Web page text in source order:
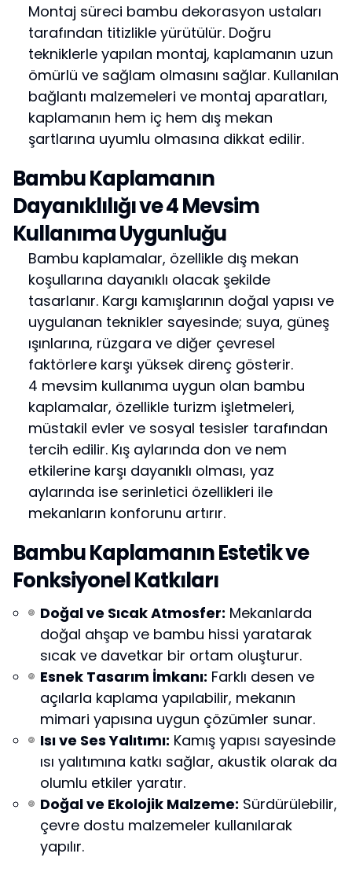
Montaj süreci bambu dekorasyon ustaları
tarafından titizlikle yürütülür. Doğru
tekniklerle yapılan montaj, kaplamanın uzun
ömürlü ve sağlam olmasını sağlar. Kullanılan
bağlantı malzemeleri ve montaj aparatları,
kaplamanın hem iç hem dış mekan
şartlarına uyumlu olmasına dikkat edilir.
Bambu Kaplamanın
Dayanıklılığı ve 4 Mevsim
Kullanıma Uygunluğu
Bambu kaplamalar, özellikle dış mekan
koşullarına dayanıklı olacak şekilde
tasarlanır. Kargı kamışlarının doğal yapısı ve
uygulanan teknikler sayesinde; suya, güneş
ışınlarına, rüzgara ve diğer çevresel
faktörlere karşı yüksek direnç gösterir.
4 mevsim kullanıma uygun olan bambu
kaplamalar, özellikle turizm işletmeleri,
müstakil evler ve sosyal tesisler tarafından
tercih edilir. Kış aylarında don ve nem
etkilerine karşı dayanıklı olması, yaz
aylarında ise serinletici özellikleri ile
mekanların konforunu artırır.
Bambu Kaplamanın Estetik ve
Fonksiyonel Katkıları
Doğal ve Sıcak Atmosfer: Mekanlarda
doğal ahşap ve bambu hissi yaratarak
sıcak ve davetkar bir ortam oluşturur.
Esnek Tasarım İmkanı: Farklı desen ve
açılarla kaplama yapılabilir, mekanın
mimari yapısına uygun çözümler sunar.
Isı ve Ses Yalıtımı: Kamış yapısı sayesinde
ısı yalıtımına katkı sağlar, akustik olarak da
olumlu etkiler yaratır.
Doğal ve Ekolojik Malzeme: Sürdürülebilir,
çevre dostu malzemeler kullanılarak
yapılır.